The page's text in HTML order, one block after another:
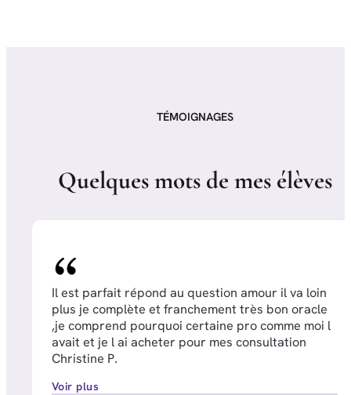
TÉMOIGNAGES
Quelquesmots de mes élèves
Il est parfait répond au question amour il va loin
plus je complète et franchement très bon oracle
,je comprend pourquoi certaine pro comme moi l
avait et je l ai acheter pour mes consultation
Christine P.
Voir plus